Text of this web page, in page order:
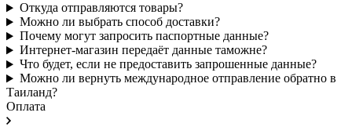
Откуда отправляются товары?
Можно ли выбрать способ доставки?
Почему могут запросить паспортные данные?
Интернет-магазин передаёт данные таможне?
Что будет, если не предоставить запрошенные данные?
Можно ли вернуть международное отправление обратно в
Таиланд?
Оплата